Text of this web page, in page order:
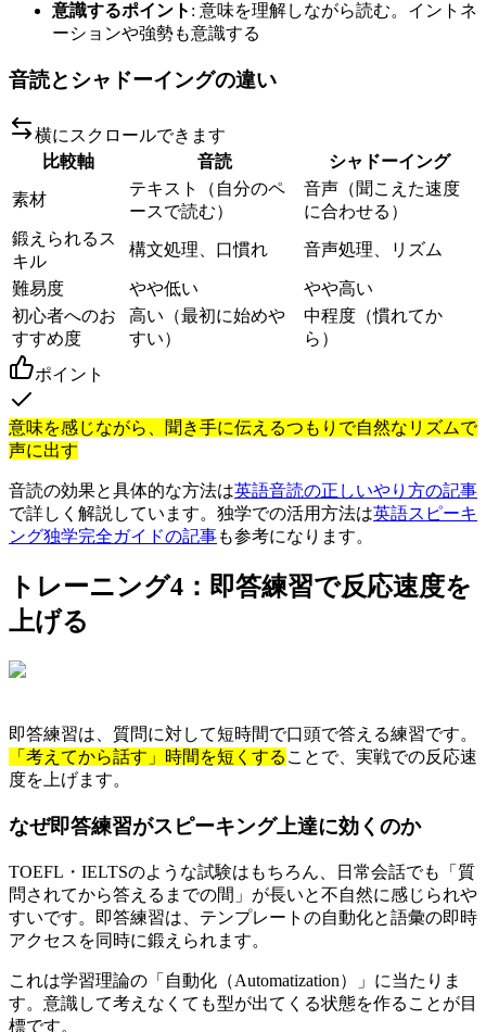
意識するポイント : 意味を理解しながら読む。イントネ
ーションや強勢も意識する
音読とシャドーイングの違い
横にスクロールできます
比較軸
音読 シャドーイング
素材
テキスト（自分のペ
ースで読む）
音声（聞こえた速度
に合わせる）
鍛えられるス
キル
構文処理、口慣れ 音声処理、リズム
難易度 やや低い
やや高い
初心者へのお
すすめ度
高い（最初に始めや
すい）
中程度（慣れてか
ら）
ポイント
意味を感じながら、聞き手に伝えるつもりで自然なリズムで
声に出す
音読の効果と具体的な方法は英語音読の正しいやり方の記事
で詳しく解説しています。独学での活用方法は英語スピーキ
ング独学完全ガイドの記事も参考になります。
トレーニング4：即答練習で反応速度を
上げる
即答練習は、質問に対して短時間で口頭で答える練習です。
「考えてから話す」時間を短くする ことで、実戦での反応速
度を上げます。
なぜ即答練習がスピーキング上達に効くのか
TOEFL・IELTSのような試験はもちろん、日常会話でも「質
問されてから答えるまでの間」が長いと不自然に感じられや
すいです。即答練習は、テンプレートの自動化と語彙の即時
アクセスを同時に鍛えられます。
これは学習理論の「自動化（Automatization）」に当たりま
す。意識して考えなくても型が出てくる状態を作ることが目
標です。